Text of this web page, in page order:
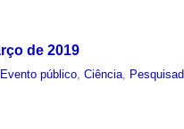
de 2019
Evento público,Ciência,